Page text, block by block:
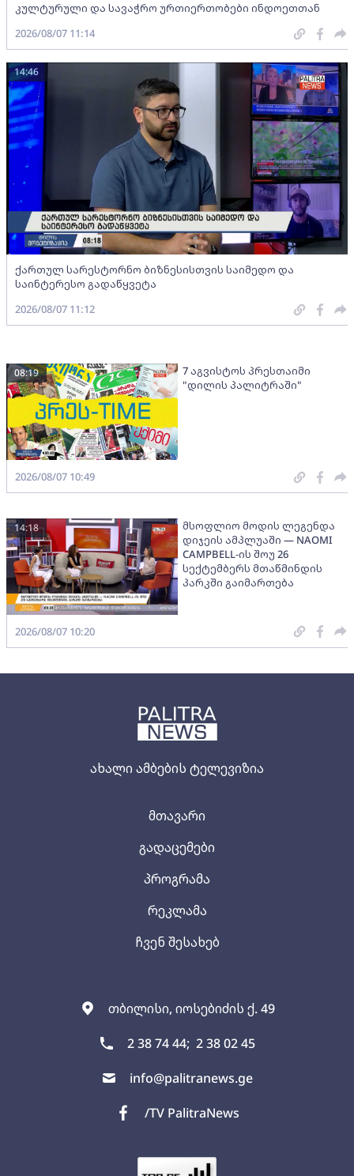
ახალი ამბების ტელევიზია
თბილისი, იოსებიძის ქ. 49
2 38 74 44; 2 38 02 45
info@palitranews.ge
/TV PalitraNews
მთავარი
გადაცემები
პროგრამა
რეკლამა
ჩვენ შესახებ
კულტურული და სავაჭრო ურთიერთობები ინდოეთთან
2026/08/07 11:14
ქართულ სარესტორნო ბიზნესისთვის საიმედო და
საინტერესო გადაწყვეტა
14:46
2026/08/07 11:12
7 აგვისტოს პრესთაიმი
"დილის პალიტრაში"
08:19
2026/08/07 10:49
მსოფლიო მოდის ლეგენდა
დიჯეის ამპლუაში — NAOMI
CAMPBELL-ის შოუ 26
სექტემბერს მთაწმინდის
პარკში გაიმართება
14:18
2026/08/07 10:20